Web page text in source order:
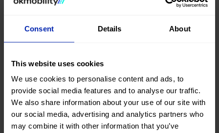
Consent Details About
This website uses cookies
We use cookies to personalise content and ads, to
provide social media features and to analyse our traffic.
We also share information about your use of our site with
our social media, advertising and analytics partners who
may combine it with other information that you’ve
BAJADA DE PRECIO
Peugeot 3008 Gt Pack
1.6 HYBRID 300 EAT PHEV